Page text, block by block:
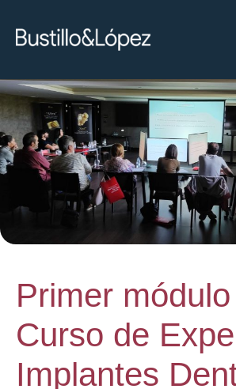
Primer
Curso de
Implantes